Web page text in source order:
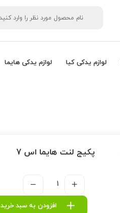
لوازم یدکی کیا لوازم یدکی هایما
پکیج لنت هایما اس 7
افزودن به سبد خرید